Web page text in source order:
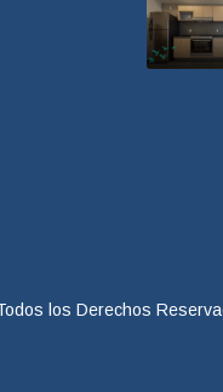
los Derechos